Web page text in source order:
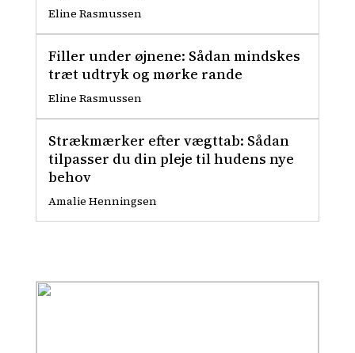
Eline Rasmussen
Filler under øjnene: Sådan mindskes
træt udtryk og mørke rande
Eline Rasmussen
Strækmærker efter vægttab: Sådan
tilpasser du din pleje til hudens nye
behov
Amalie Henningsen